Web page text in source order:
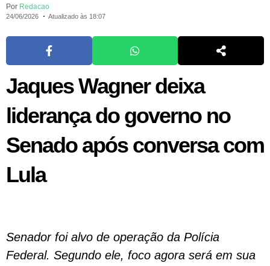
Por Redacao
24/06/2026 Atualizado às 18:07
Jaques Wagner deixa
liderança do governo no
Senado após conversa com
Lula
Senador foi alvo de operação da Polícia
Federal. Segundo ele, foco agora será em sua